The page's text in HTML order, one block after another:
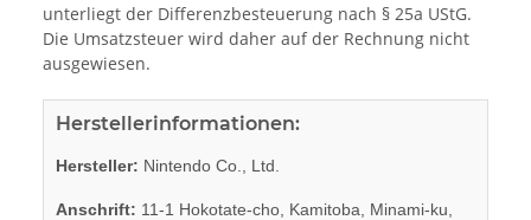
unterliegt der Differenzbesteuerung nach § 25a UStG.
Die Umsatzsteuer wird daher auf der Rechnung nicht
ausgewiesen.
Herstellerinformationen:
Hersteller: Nintendo Co., Ltd.
Anschrift: 11-1 Hokotate-cho, Kamitoba, Minami-ku,